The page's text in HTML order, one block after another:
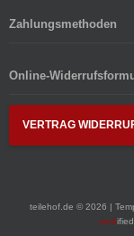
Zahlungsmethoden
Online-
VERTRAG
teilehof.de © 2026 |
mod